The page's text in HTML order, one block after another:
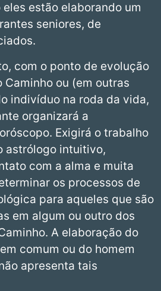
estão elaborando um
seniores, de
com o ponto de evolução
ou (em outras
indivíduo na roda da vida,
organizará a
Exigirá o trabalho
astrólogo intuitivo,
com a alma e muita
os processos de
para aqueles que são
em algum ou outro dos
A elaboração do
comum ou do homem
apresenta tais